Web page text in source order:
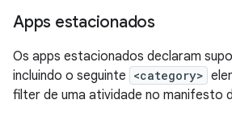
Apps estacionados
Os apps estacionados declaram
incluindo o seguinte <category>
filter de uma atividade no manifesto